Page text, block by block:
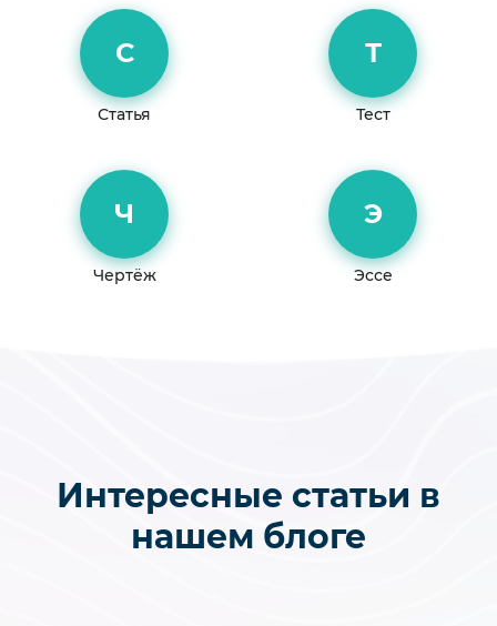
С
Статья
Т
Тест
Ч
Чертёж
Э
Эссе
Интересные статьи в
нашем блоге